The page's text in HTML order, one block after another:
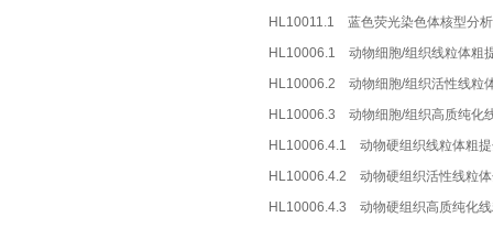
HL10011.1 蓝色荧光染色体核型分
HL10006.1 动物细胞/组织线粒体粗
HL10006.2 动物细胞/组织活性线粒
HL10006.3 动物细胞/组织高质纯化
HL10006.4.1 动物硬组织线粒体粗
HL10006.4.2 动物硬组织活性线粒
HL10006.4.3 动物硬组织高质纯化